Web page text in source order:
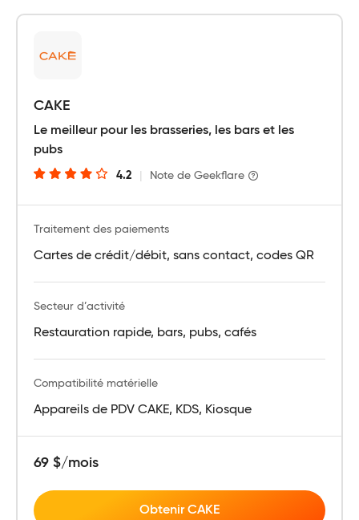
CAKE
Le meilleur pour les brasseries, les bars et les
pubs
4.2 Note de Geekflare
Traitement des paiements
Cartes de crédit/débit, sans contact, codes QR
Secteur d’activité
Restauration rapide, bars, pubs, cafés
Compatibilité matérielle
Appareils de PDV CAKE, KDS, Kiosque
69 $/mois
Obtenir CAKE